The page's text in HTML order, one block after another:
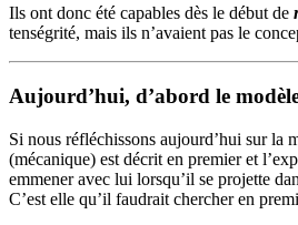
Ils ont donc été capables dès le début de
tenségrité, mais ils n’avaient pas le
Aujourd’hui, d’abord le
Si nous réfléchissons aujourd’hui sur la
(mécanique) est décrit en premier et
emmener avec lui lorsqu’il se projette
C’est elle qu’il faudrait chercher en